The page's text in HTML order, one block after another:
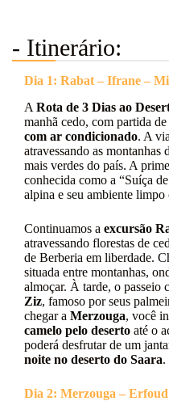
- Itinerário:
Dia 1: Rabat – Ifrane –
A Rota de 3 Dias ao
manhã cedo, com partida
com ar condicionado. A
atravessando as montanhas
mais verdes do país. A
conhecida como a “Suíça
alpina e seu ambiente limpo
Continuamos a excursão
atravessando florestas de
de Berberia em liberdade.
situada entre montanhas,
almoçar. À tarde, o passeio
Ziz, famoso por seus
chegar a Merzouga, você
camelo pelo deserto até o
poderá desfrutar de um
noite no deserto do Saara.
Dia 2: Merzouga –